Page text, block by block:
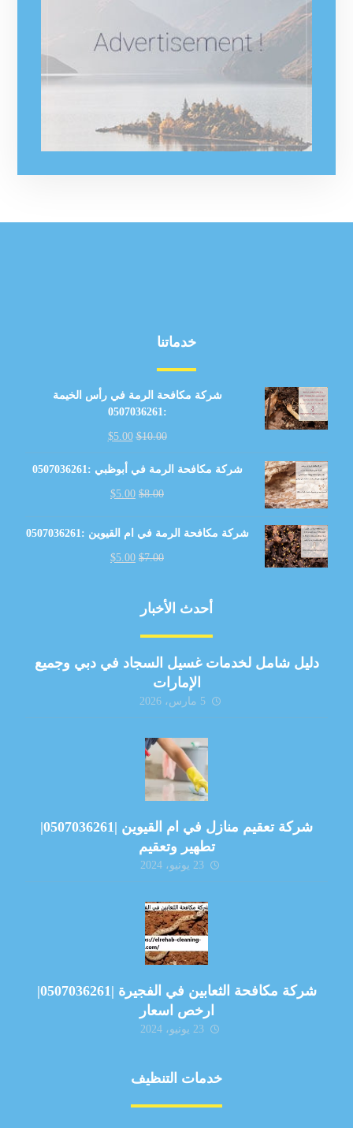
خدماتنا
شركة مكافحة الرمة في رأس الخيمة
:0507036261
$10.00
$5.00
شركة مكافحة الرمة في أبوظبي :0507036261
$8.00
$5.00
شركة مكافحة الرمة في ام القيوين :0507036261
$7.00
$5.00
أحدث الأخبار
دليل شامل لخدمات غسيل السجاد في دبي وجميع
الإمارات
5 مارس، 2026
شركة تعقيم منازل في ام القيوين |0507036261|
تطهير وتعقيم
23 يونيو، 2024
شركة مكافحة الثعابين في الفجيرة |0507036261|
ارخص اسعار
23 يونيو، 2024
خدمات التنظيف